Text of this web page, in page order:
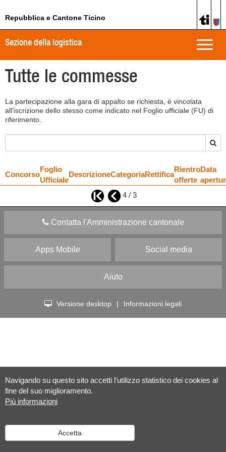
Navigando su questo sito accetti l'utilizzo statistico dei cookies al
fine del suo miglioramento.
Più informazioni
Accetta
Repubblica e Cantone Ticino
Toggle
Sezione della logistica
Tutte le commesse
La partecipazione alla gara di appalto se richiesta, è vincolata
all’iscrizione dello stesso come indicato nel Foglio ufficiale (FU) di
riferimento.
Concorso
Foglio
Ufficiale
DescrizioneCategoriaRettifica
Rientro
offerte
Data
4 / 3
Contatta l'Amministrazione cantonale
Apps Mobile Social media
Aiuto
Versione desktop | Informazioni legali